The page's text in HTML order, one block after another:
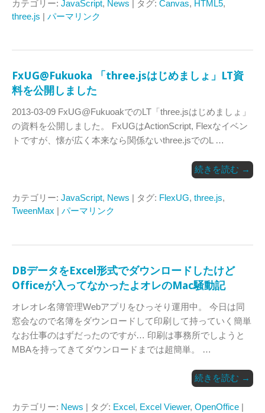
カテゴリー: JavaScript, News | タグ: Canvas, HTML5,
three.js | パーマリンク
FxUG@Fukuoka 「three.jsはじめましょ」LT資
料を公開しました
2013-03-09 FxUG@FukuoakでのLT「three.jsはじめましょ」
の資料を公開しました。 FxUGはActionScript, Flexなイベン
トですが、懐が広く本来なら関係ないthree.jsでのL …
続きを読む →
カテゴリー: JavaScript, News | タグ: FlexUG, three.js,
TweenMax | パーマリンク
DBデータをExcel形式でダウンロードしたけど
Officeが入ってなかったよオレのMac騒動記
オレオレ名簿管理Webアプリをひっそり運用中。 今日は同
窓会なので名簿をダウンロードして印刷して持っていく簡単
なお仕事のはずだったのですが… 印刷は事務所でしようと
MBAを持ってきてダウンロードまでは超簡単。 …
続きを読む →
カテゴリー: News | タグ: Excel, Excel Viewer, OpenOffice |